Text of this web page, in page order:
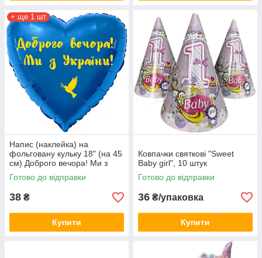
+ ще 1 шт
Напис (наклейка) на
фольговану кульку 18" (на 45
см) Доброго вечора! Ми з
України! (будь-який колір)
Готово до відправки
38 ₴
Купити
Ковпачки святкові "Sweet
Baby girl", 10 штук
Готово до відправки
36 ₴/упаковка
Купити